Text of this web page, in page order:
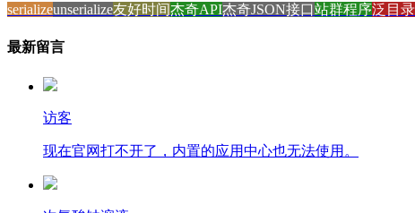
serializeunserialize友好时间杰奇API杰奇JSON接口站群程序泛目
最新留言
访客
现在官网打不开了，内置的应用中心也无法使用。